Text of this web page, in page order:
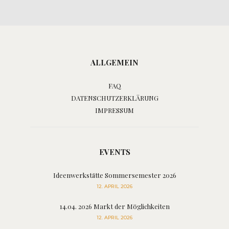
ALLGEMEIN
FAQ
DATENSCHUTZERKLÄRUNG
IMPRESSUM
EVENTS
Ideenwerkstätte Sommersemester 2026
12. APRIL 2026
14.04. 2026 Markt der Möglichkeiten
12. APRIL 2026